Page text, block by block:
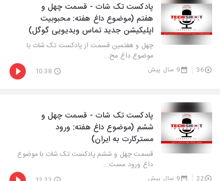
پادکست تک شات - قسمت چهل و
هفتم (موضوع داغ هفته: محبوبیت
اپلیکیشن جدید تماس ویدیویی گوگل)
چهل و هفتمین قسمت از پادکست تک شات با
موضوع داغ مح...
36 9 سال پیش 10:38
پادکست تک شات - قسمت چهل و
ششم (موضوع داغ هفته: ورود
مسترکارت به ایران)
قسمت چهل و ششم پادکست تک شات با موضوع
داغ ورود مست...
22 9 سال پیش